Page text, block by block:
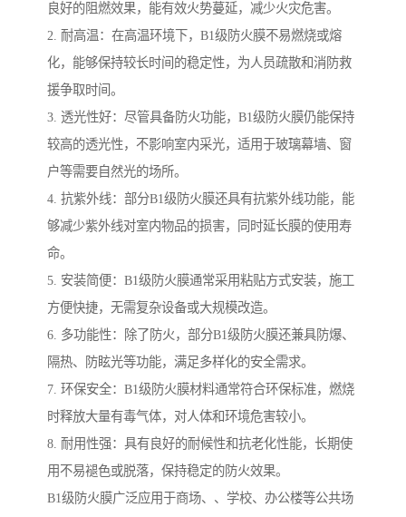
良好的阻燃效果，能有效火势蔓延，减少火灾危害。
2. 耐高温：在高温环境下，B1级防火膜不易燃烧或熔
化，能够保持较长时间的稳定性，为人员疏散和消防救
援争取时间。
3. 透光性好：尽管具备防火功能，B1级防火膜仍能保持
较高的透光性，不影响室内采光，适用于玻璃幕墙、窗
户等需要自然光的场所。
4. 抗紫外线：部分B1级防火膜还具有抗紫外线功能，能
够减少紫外线对室内物品的损害，同时延长膜的使用寿
命。
5. 安装简便：B1级防火膜通常采用粘贴方式安装，施工
方便快捷，无需复杂设备或大规模改造。
6. 多功能性：除了防火，部分B1级防火膜还兼具防爆、
隔热、防眩光等功能，满足多样化的安全需求。
7. 环保安全：B1级防火膜材料通常符合环保标准，燃烧
时释放大量有毒气体，对人体和环境危害较小。
8. 耐用性强：具有良好的耐候性和抗老化性能，长期使
用不易褪色或脱落，保持稳定的防火效果。
B1级防火膜广泛应用于商场、、学校、办公楼等公共场